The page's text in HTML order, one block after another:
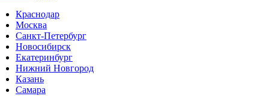
Краснодар
Москва
Санкт-Петербург
Новосибирск
Екатеринбург
Нижний Новгород
Казань
Самара